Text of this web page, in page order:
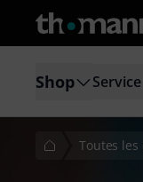
Shop Service
Toutes les